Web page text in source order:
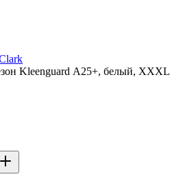
Kleenguard А25+, белый, XXXL